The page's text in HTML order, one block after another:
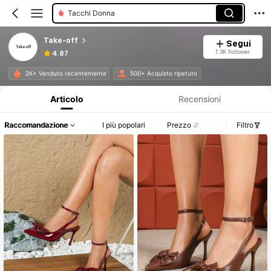
Tacchi Donna
Take-off
4.87
Segui
1.3K Follower
2K+ Venduto recentemente 500+ Acquisto ripetuto
Articolo Recensioni
Raccomandazione I più popolari Prezzo Filtro